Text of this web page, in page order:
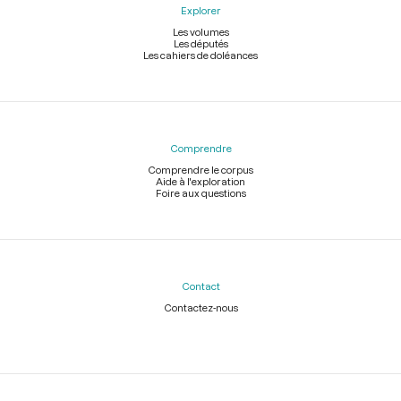
Explorer
Les volumes
Les députés
Les cahiers de doléances
Comprendre
Comprendre le corpus
Aide à l'exploration
Foire aux questions
Contact
Contactez-nous
Légal